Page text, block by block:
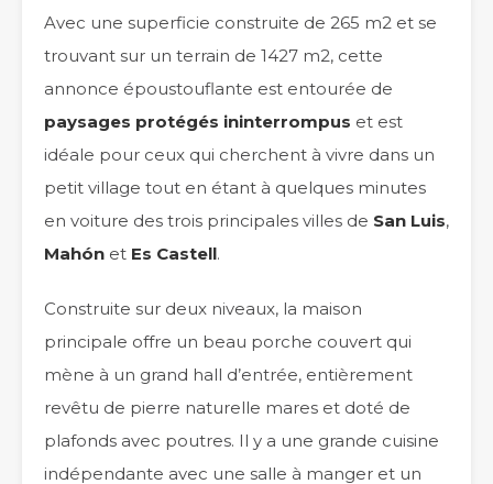
Avec une superficie construite de 265 m2 et se
trouvant sur un terrain de 1427 m2, cette
annonce époustouflante est entourée de
paysages protégés ininterrompus et est
idéale pour ceux qui cherchent à vivre dans un
petit village tout en étant à quelques minutes
en voiture des trois principales villes de San Luis,
Mahón et Es Castell.
Construite sur deux niveaux, la maison
principale offre un beau porche couvert qui
mène à un grand hall d’entrée, entièrement
revêtu de pierre naturelle mares et doté de
plafonds avec poutres. Il y a une grande cuisine
indépendante avec une salle à manger et un